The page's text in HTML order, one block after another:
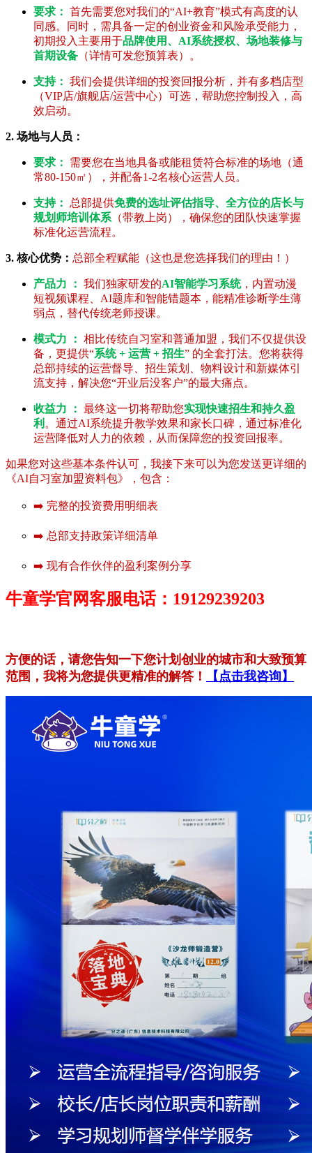
要求： 首先需要您对我们的“AI+教育”模式有高度的认
同感。同时，需具备一定的创业资金和风险承受能力，
初期投入主要用于品牌使用、AI系统授权、场地装修与
首期设备 （详情可发您预算表）。
支持： 我们会提供详细的投资回报分析，并有多档店型
（VIP店/旗舰店/运营中心）可选，帮助您控制投入，高
效启动。
2. 场地与人员：
要求：
需要您在当地具备或能租赁符合标准的场地（通
常80-150㎡），并配备1-2名核心运营人员。
支持： 总部提供免费的选址评估指导、全方位的店长与
规划师培训体系 （带教上岗），确保您的团队快速掌握
标准化运营流程。
3. 核心优势： 总部全程赋能（这也是您选择我们的理由！）
产品力 ： 我们独家研发的AI智能学习系统，内置动漫
短视频课程、AI题库和智能错题本，能精准诊断学生薄
弱点，替代传统老师授课。
模式力 ： 相比传统自习室和普通加盟，我们不仅提供设
备，更提供“系统 + 运营 + 招生” 的全套打法。您将获得
总部持续的运营督导、招生策划、物料设计和新媒体引
流支持，解决您“开业后没客户”的最大痛点。
收益力 ： 最终这一切将帮助您实现快速招生和持久盈
利 。通过AI系统提升教学效果和家长口碑，通过标准化
运营降低对人力的依赖，从而保障您的投资回报率。
如果您对这些基本条件认可，我接下来可以为您发送更详细的
《AI自习室加盟资料包》，包含：
➡️ 完整的投资费用明细表
➡️ 总部支持政策详细清单
➡️ 现有合作伙伴的盈利案例分享
牛童学官网客服电话：19129239203
方便的话，请您告知一下您计划创业的城市和大致预算
范围，我将为您提供更精准的解答！
【点击我咨询】